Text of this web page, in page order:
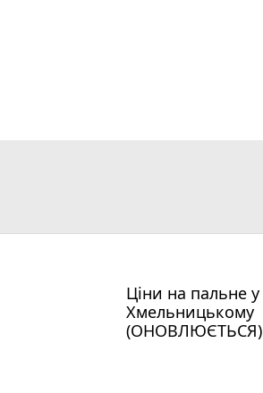
Ціни на пальне у
Хмельницькому
(ОНОВЛЮЄТЬСЯ)